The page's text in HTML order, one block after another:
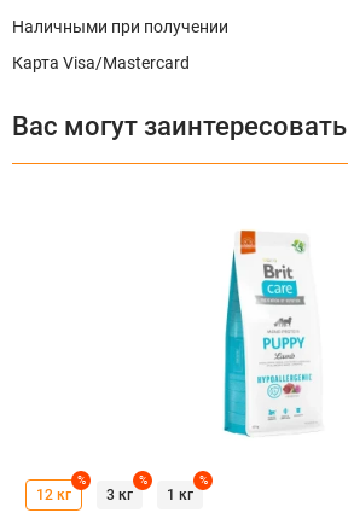
Наличными при получении
Карта Visa/Mastercard
Вас могут заинтересовать
12 кг
%
3 кг
%
1 кг
%